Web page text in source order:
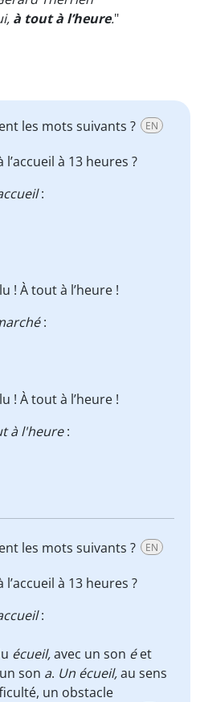
à tout à l’heure."
les mots suivants ? EN
l’accueil à 13 heures ?
:
! À tout à l’heure !
:
! À tout à l’heure !
à l'heure:
les mots suivants ? EN
l’accueil à 13 heures ?
:
écueil,avec un son éet
son a. Un écueil,au sens
un obstacle